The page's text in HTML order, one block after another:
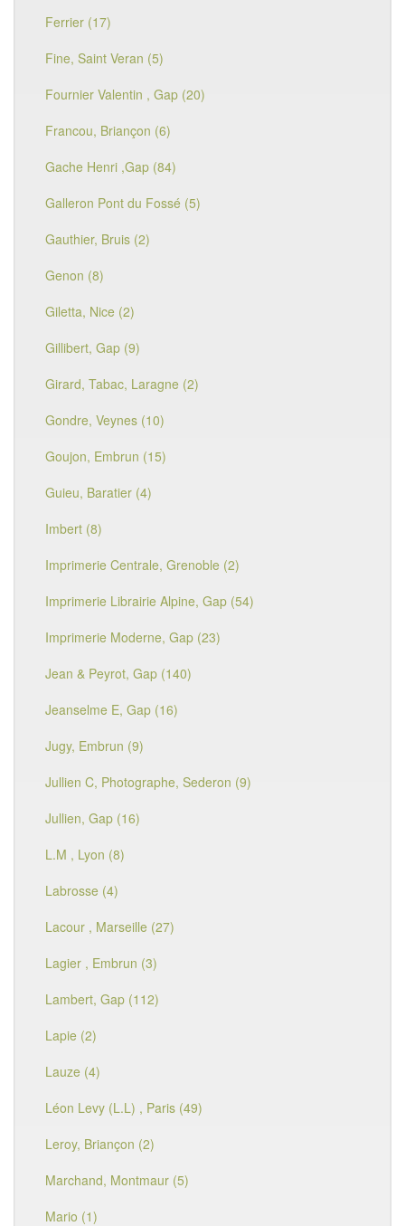
Ferrier (17)
Fine, Saint Veran (5)
Fournier Valentin , Gap (20)
Francou, Briançon (6)
Gache Henri ,Gap (84)
Galleron Pont du Fossé (5)
Gauthier, Bruis (2)
Genon (8)
Giletta, Nice (2)
Gillibert, Gap (9)
Girard, Tabac, Laragne (2)
Gondre, Veynes (10)
Goujon, Embrun (15)
Guieu, Baratier (4)
Imbert (8)
Imprimerie Centrale, Grenoble (2)
Imprimerie Librairie Alpine, Gap (54)
Imprimerie Moderne, Gap (23)
Jean & Peyrot, Gap (140)
Jeanselme E, Gap (16)
Jugy, Embrun (9)
Jullien C, Photographe, Sederon (9)
Jullien, Gap (16)
L.M , Lyon (8)
Labrosse (4)
Lacour , Marseille (27)
Lagier , Embrun (3)
Lambert, Gap (112)
Lapie (2)
Lauze (4)
Léon Levy (L.L) , Paris (49)
Leroy, Briançon (2)
Marchand, Montmaur (5)
Mario (1)